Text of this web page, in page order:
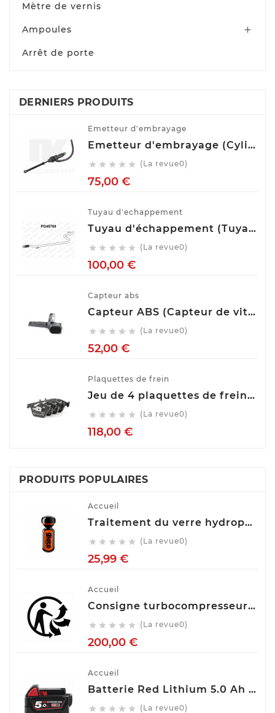
Mètre de vernis
Ampoules 
Arrêt de porte
DERNIERS PRODUITS
Emetteur d'embrayage
Emetteur d'embrayage (Cylindre émetteur de débrayage) NK 832508
     (La revue0)
75,00 €Prix
Tuyau d'echappement
Tuyau d'échappement (Tuyau d'échappement) VENEPORTE PG45769
     (La revue0)
100,00 €Prix
Capteur abs
Capteur ABS (Capteur de vitesse de roue) BOSCH 0 265 007 928
     (La revue0)
52,00 €Prix
Plaquettes de frein
Jeu de 4 plaquettes de frein ATE 13.0460-7275.2
     (La revue0)
118,00 €Prix
PRODUITS POPULAIRES
Accueil
Traitement du verre hydrophobe Soft99 Ultra Glaco, 70 ml 10310
     (La revue0)
25,99 €Prix
Accueil
Consigne turbocompresseur echange standart
     (La revue0)
200,00 €Prix
Accueil
Batterie Red Lithium 5.0 Ah M18™ M18 B5 Milwaukee 4932430483
     (La revue0)